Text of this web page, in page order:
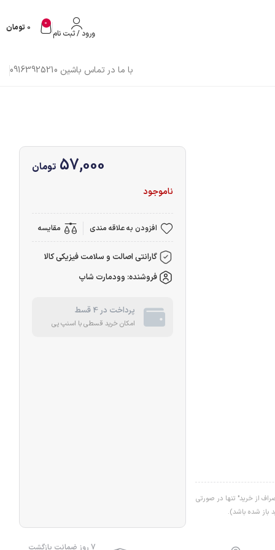
ورود / ثبت نام
0
0 تومان
با ما در تماس باشین 09163925210
از خرید" تنها در صورتی
باز شده باشد).
57,000 تومان
ناموجود
افزودن به علاقه مندی مقایسه
گارانتی اصالت و سلامت فیزیکی کالا
فروشنده: وودمارت شاپ
پرداخت در 4 قسط
امکان خرید قسطی با اسنپ پی
7 روز ضمانت بازگشت